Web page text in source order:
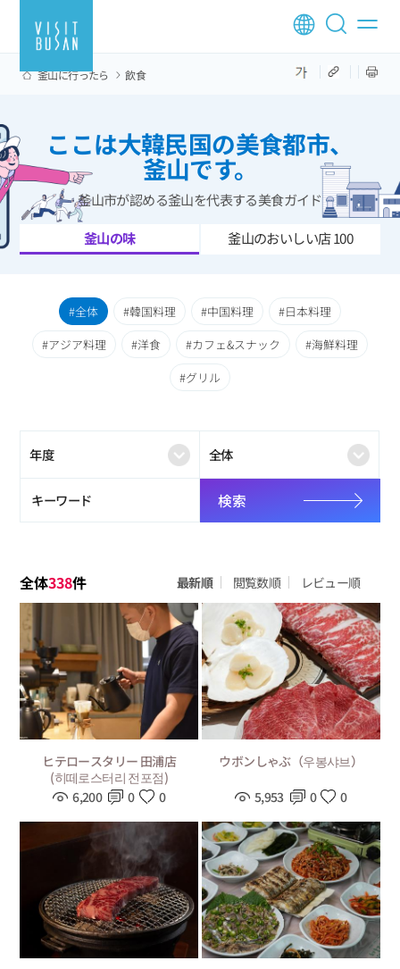
釜山に行ったら 飲食
ここは大韓民国の美食都市、
釜山です。
釜山市が認める釜山を代表する美食ガイド
釜山の味
釜山のおいしい店 100
全体 韓国料理 中国料理
日本料理
アジア料理
洋食 カフェ&スナック
海鮮料理
グリル
検索
全体338件 最新順 閲覧数順 レビュー順
ヒテロースタリー 田浦店
(히떼로스터리 전포점)
6,200
0 0
ウボンしゃぶ（우봉샤브）
5,953 0 0